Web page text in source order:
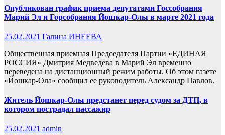
Опубликован график приема депутатами Госсобрания
Марий Эл и Горсобрания Йошкар-Олы в марте 2021 года
25.02.2021 Галина ИНЕЕВА
Общественная приемная Председателя Партии «ЕДИНАЯ
РОССИЯ» Дмитрия Медведева в Марий Эл временно
переведена на дистанционный режим работы. Об этом газете
«Йошкар-Ола» сообщил ее руководитель Александр Павлов.
Житель Йошкар-Олы предстанет перед судом за ДТП, в
котором пострадал пассажир
25.02.2021 admin